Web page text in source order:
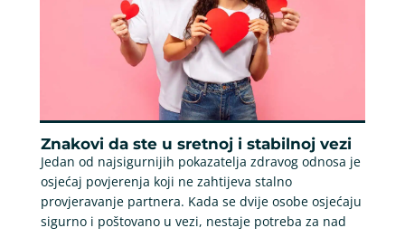
Znakovi da ste u sretnoj i stabilnoj vezi
Jedan od najsigurnijih pokazatelja zdravog odnosa je
osjećaj povjerenja koji ne zahtijeva stalno
provjeravanje partnera. Kada se dvije osobe osjećaju
sigurno i poštovano u vezi, nestaje potreba za nad